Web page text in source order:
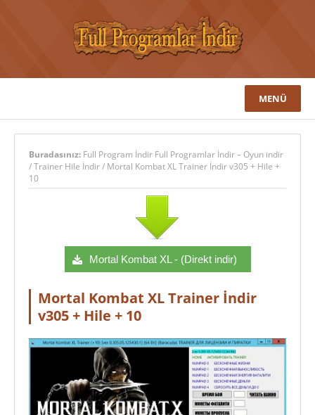
MENÜ
Buradasınız: Full Program İndir Full Programlar İndir – Oyun indir
/Trainer Hile İndir/ Mortal Kombat XL Trainer İndir v305 + Hile +
10
Mortal Kombat XL - (Direkt indir)
Mortal Kombat XL Trainer İndir
v305 + Hile + 10